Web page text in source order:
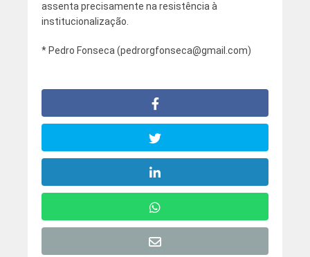
assenta precisamente na resistência à
institucionalização.
* Pedro Fonseca (pedrorgfonseca@gmail.com)